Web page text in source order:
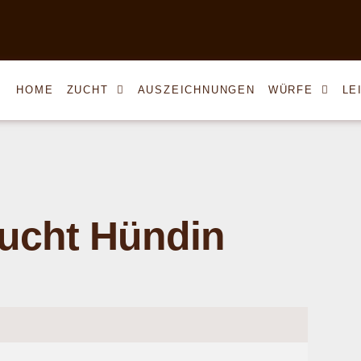
HOME ZUCHT AUSZEICHNUNGEN WÜRFE
Hündin